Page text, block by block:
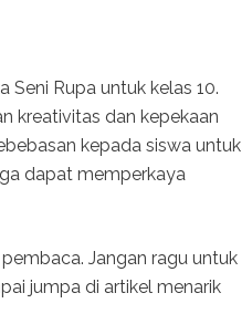
Seni Rupa untuk kelas 10.
kreativitas dan kepekaan
kepada siswa untuk
dapat memperkaya
Jangan ragu untuk
jumpa di artikel menarik